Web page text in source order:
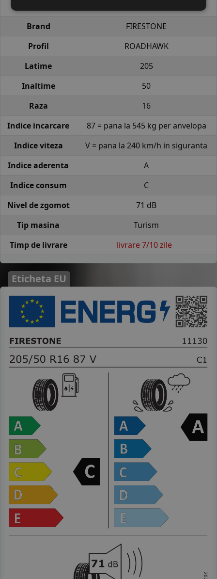
Brand
FIRESTONE
Profil
ROADHAWK
Latime
205
Inaltime
50
Raza
16
Indice incarcare
87 = pana la 545 kg per anvelopa
Indice viteza
V = pana la 240 km/h in siguranta
Indice aderenta
A
Indice consum
C
Nivel de zgomot
71 dB
Tip masina
Turism
Timp de livrare
livrare 7/10 zile
Eticheta EU